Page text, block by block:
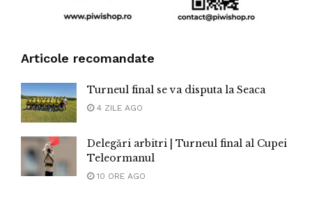
Articole recomandate
Turneul final se va disputa la Seaca
4 ZILE AGO
Delegări arbitri | Turneul final al Cupei
Teleormanul
10 ORE AGO